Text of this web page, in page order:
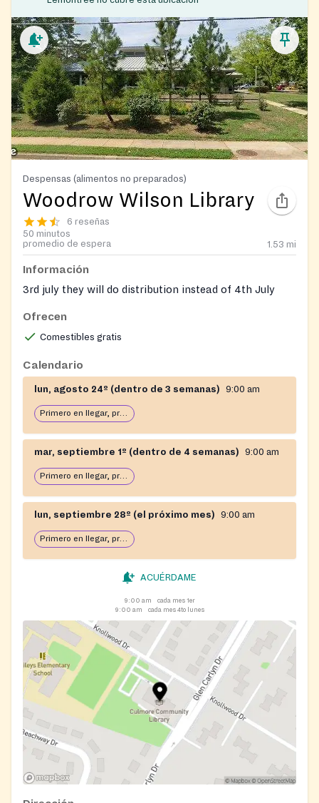
Despensas (alimentos no preparados)
Woodrow Wilson Library
6 reseñas
50 minutos
promedio de espera
1.53 mi
Información
3rd july they will do distribution instead of 4th July
Ofrecen
Comestibles gratis
Calendario
lun, agosto 24º (dentro de 3 semanas) 9:00 am
Primero en llegar, primero en servir: abierto hasta que se acabe la comida
mar, septiembre 1º (dentro de 4 semanas) 9:00 am
Primero en llegar, primero en servir: abierto hasta que se acabe la comida
lun, septiembre 28º (el próximo mes) 9:00 am
Primero en llegar, primero en servir: abierto hasta que se acabe la comida
ACUÉRDAME
9:00 am
cada mes 1er
9:00 am
cada mes 4to lunes